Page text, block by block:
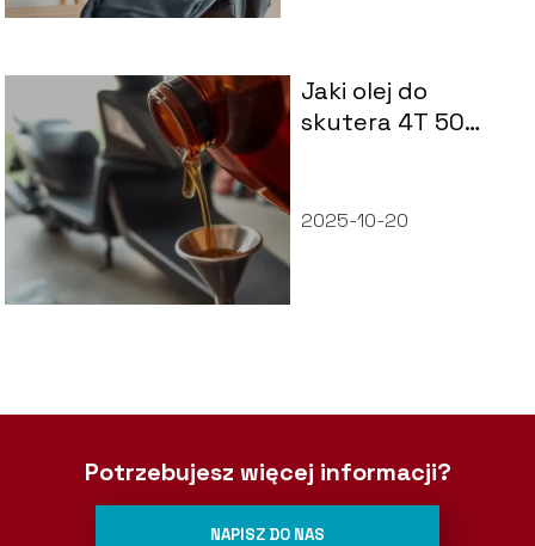
Jaki olej do
skutera 4T 50
2025-10-20
Potrzebujesz więcej informacji?
NAPISZ DO NAS